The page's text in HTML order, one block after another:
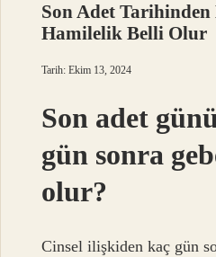
Son Adet
Hamilelik Belli Olur
Tarih: Ekim 13, 2024
Son adet
gün sonra
olur?
Cinsel ilişkiden kaç gün